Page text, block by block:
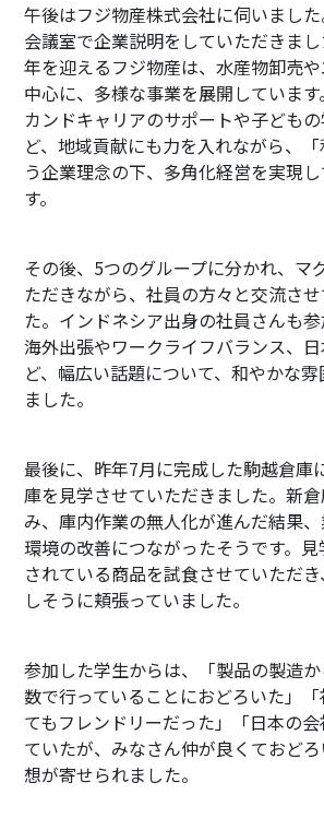
午後はフジ物産株式会社に伺いまし
会議室で企業説明をしていただきま
年を迎えるフジ物産は、水産物卸売
中心に、多様な事業を展開していま
カンドキャリアのサポートや子ども
ど、地域貢献にも力を入れながら、
う企業理念の下、多角化経営を実現
す。
その後、5つのグループに分かれ、マ
ただきながら、社員の方々と交流さ
た。インドネシア出身の社員さんも参
海外出張やワークライフバランス、
ど、幅広い話題について、和やかな
ました。
最後に、昨年7月に完成した駒越倉庫
庫を見学させていただきました。新
み、庫内作業の無人化が進んだ結果
環境の改善につながったそうです。
されている商品を試食させていただ
しそうに頬張っていました。
参加した学生からは、「製品の製造
数で行っていることにおどろいた」
てもフレンドリーだった」「日本の
ていたが、みなさん仲が良くておど
想が寄せられました。